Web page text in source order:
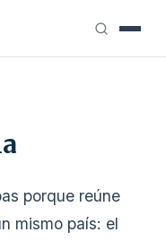
porque reúne
mismo país: el